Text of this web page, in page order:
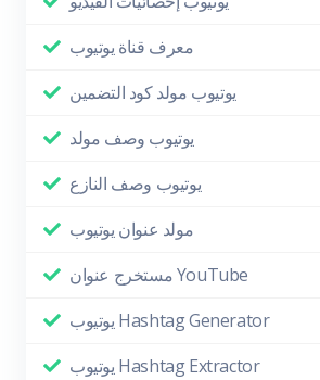
معرف قناة يوتيوب
يوتيوب مولد كود التضمين
يوتيوب وصف مولد
يوتيوب وصف النازع
مولد عنوان يوتيوب
مستخرج عنوان YouTube
يوتيوب Hashtag Generator
يوتيوب Hashtag Extractor